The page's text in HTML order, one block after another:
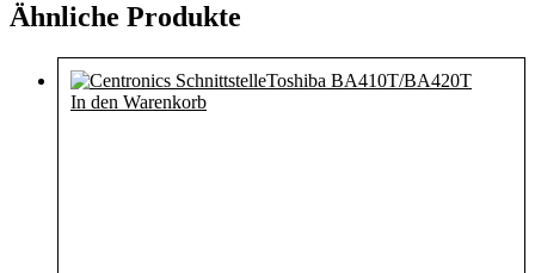
Ähnliche Produkte
In den Warenkorb